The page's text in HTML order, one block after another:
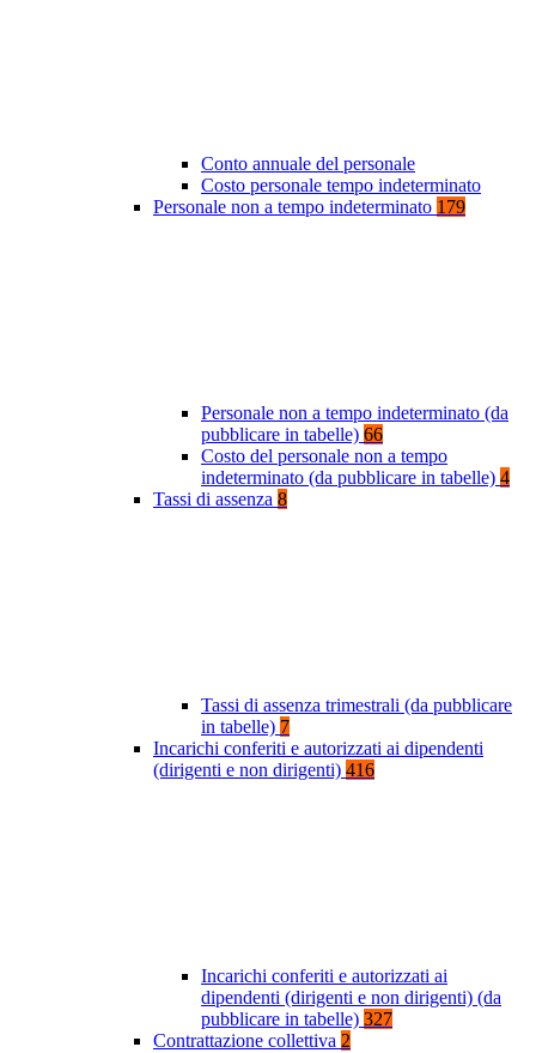
Conto annuale del personale
Costo personale tempo indeterminato
Personale non a tempo indeterminato 179
Personale non a tempo indeterminato (da
pubblicare in tabelle) 66
Costo del personale non a tempo
indeterminato (da pubblicare in tabelle) 4
Tassi di assenza 8
Tassi di assenza trimestrali (da pubblicare
in tabelle) 7
Incarichi conferiti e autorizzati ai dipendenti
(dirigenti e non dirigenti) 416
Incarichi conferiti e autorizzati ai
dipendenti (dirigenti e non dirigenti) (da
pubblicare in tabelle) 327
Contrattazione collettiva 2